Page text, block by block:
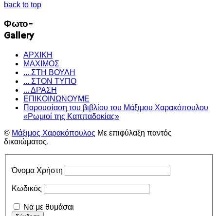
back to top
Φωτο-
Gallery
ΑΡΧΙΚΗ
ΜΑΧΙΜΟΣ
... ΣΤΗ ΒΟΥΛΗ
... ΣΤΟΝ ΤΥΠΟ
... ΔΡΑΣΗ
ΕΠΙΚΟΙΝΩΝΟΥΜΕ
Παρουσίαση του βιβλίου του Μάξιμου Χαρακόπουλου
«Ρωμιοί της Καππαδοκίας»
© Μάξιμος Χαρακόπουλος Με επιφύλαξη παντός
δικαιώματος.
Όνομα Χρήστη
Κωδικός
Να με θυμάσαι